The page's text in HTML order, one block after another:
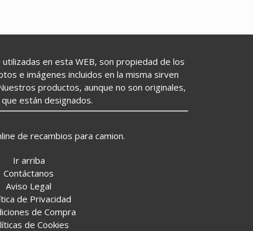
utilizadas en esta WEB, son propiedad de los
e imágenes incluidos en la misma sirven
productos, aunque no son originales,
están designados.
de recambios para camion.
Ir arriba
Contáctanos
Aviso Legal
de Privacidad
de Compra
de Cookies